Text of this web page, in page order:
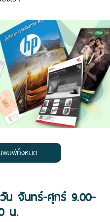
พิมพ์ทั้งหมด
วัน จันทร์-ศุกร์ 9.00-
น.